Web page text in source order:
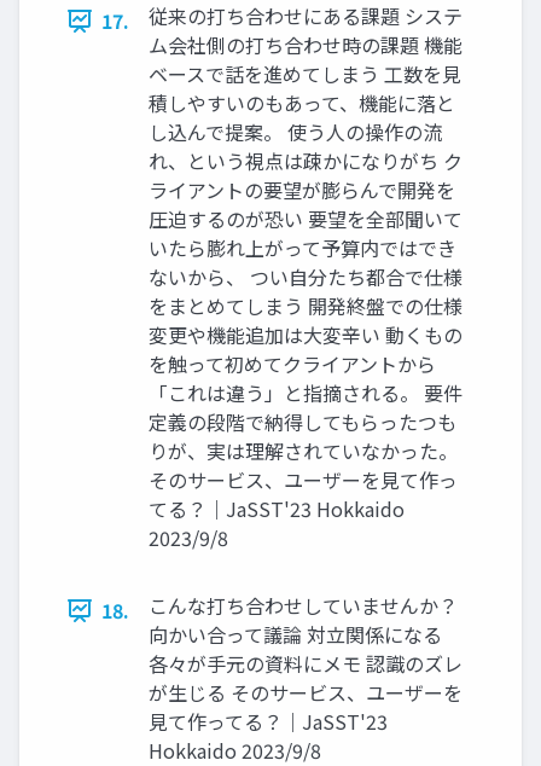
17.
従来の打ち合わせにある課題 システ
ム会社側の打ち合わせ時の課題 機能
ベースで話を進めてしまう 工数を見
積しやすいのもあって、機能に落と
し込んで提案。 使う人の操作の流
れ、という視点は疎かになりがち ク
ライアントの要望が膨らんで開発を
圧迫するのが恐い 要望を全部聞いて
いたら膨れ上がって予算内ではでき
ないから、 つい自分たち都合で仕様
をまとめてしまう 開発終盤での仕様
変更や機能追加は大変辛い 動くもの
を触って初めてクライアントから
「これは違う」と指摘される。 要件
定義の段階で納得してもらったつも
りが、実は理解されていなかった。
そのサービス、ユーザーを見て作っ
てる？｜JaSST'23 Hokkaido
2023/9/8
18.
こんな打ち合わせしていませんか？
向かい合って議論 対立関係になる
各々が手元の資料にメモ 認識のズレ
が生じる そのサービス、ユーザーを
見て作ってる？｜JaSST'23
Hokkaido 2023/9/8